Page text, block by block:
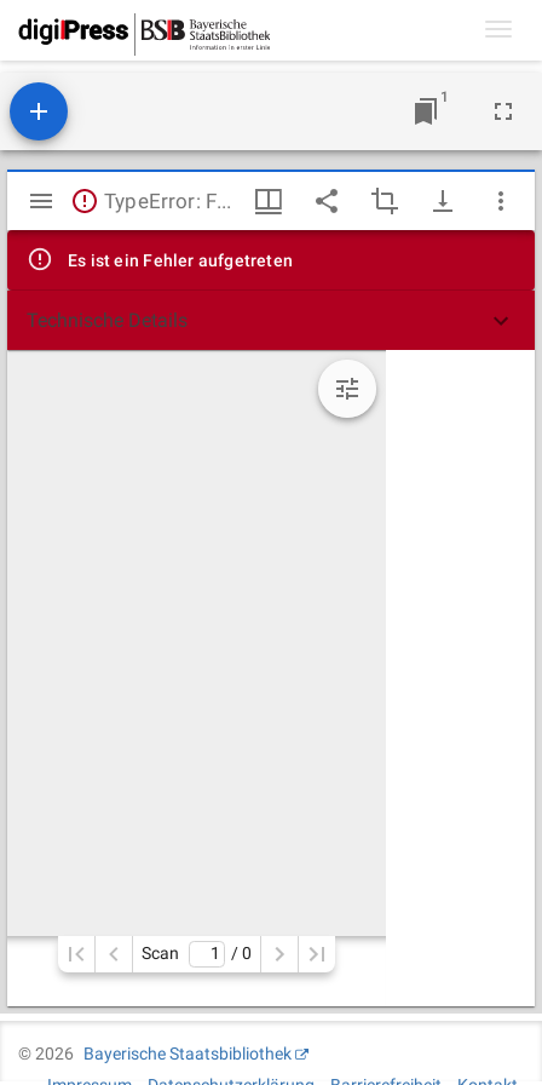
1
Mirador
Viewer
TypeError: Failed to fetch
Es ist ein Fehler aufgetreten
Technische Details
Scan / 0
©2026
Bayerische Staatsbibliothek